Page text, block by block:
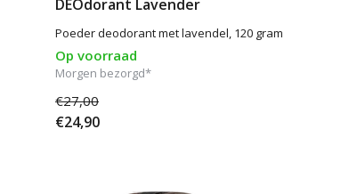
DEOdorant Lavender
Poeder deodorant met lavendel, 120 gram
Op voorraad
Morgen bezorgd*
€27,00
€24,90